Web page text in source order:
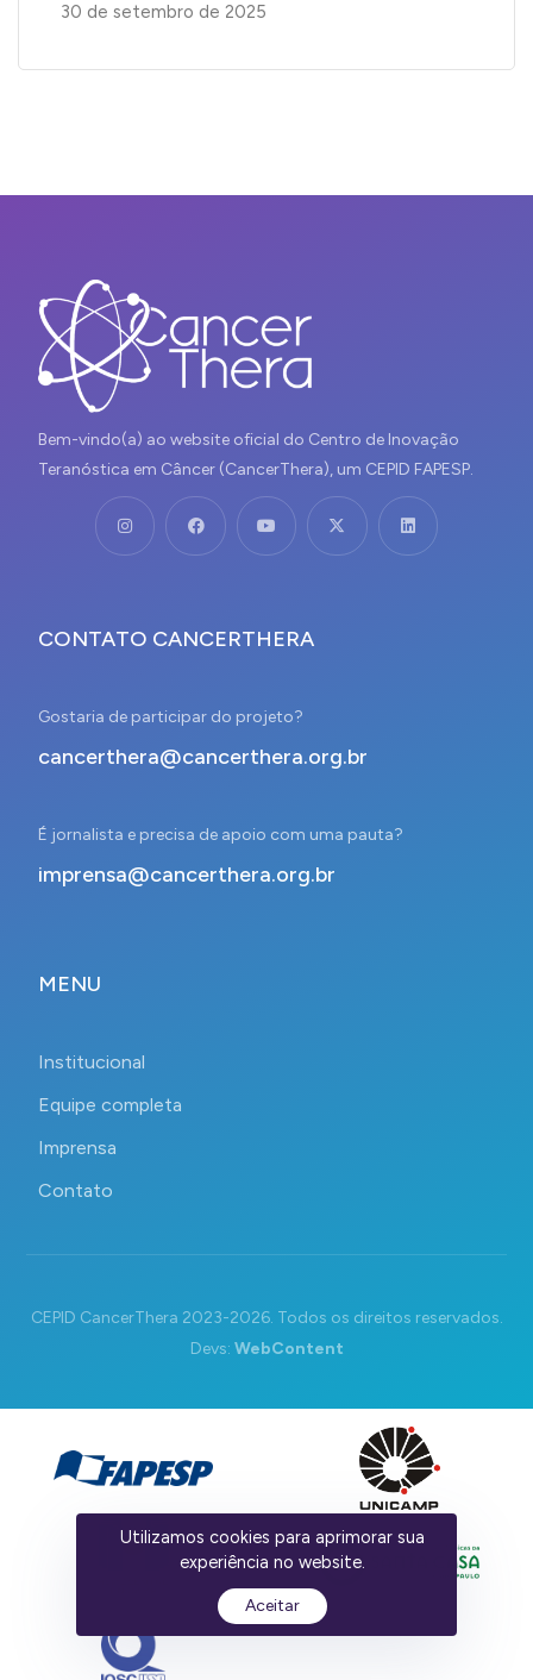
30 de setembro de 2025
Bem-vindo(a) ao website oficial do Centro de Inovação
Teranóstica em Câncer (CancerThera), um CEPID FAPESP.
CONTATO CANCERTHERA
Gostaria de participar do projeto?
cancerthera@cancerthera.org.br
É jornalista e precisa de apoio com uma pauta?
imprensa@cancerthera.org.br
MENU
Institucional
Equipe completa
Imprensa
Contato
CEPID CancerThera 2023-2026. Todos os direitos reservados.
Devs: WebContent
Utilizamos cookies para aprimorar sua
experiência no website.
Aceitar